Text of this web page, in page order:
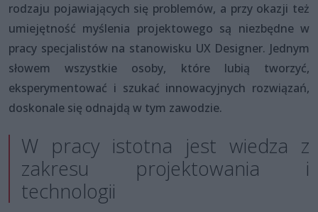
rodzaju pojawiających się problemów, a przy okazji też
umiejętność myślenia projektowego są niezbędne w
pracy specjalistów na stanowisku UX Designer. Jednym
słowem wszystkie osoby, które lubią tworzyć,
eksperymentować i szukać innowacyjnych rozwiązań,
doskonale się odnajdą w tym zawodzie.
W pracy istotna jest wiedza z
zakresu projektowania i
technologii